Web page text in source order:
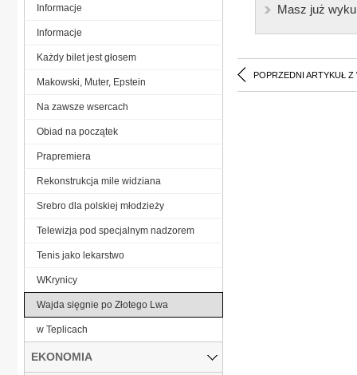
Masz już
POPRZEDNI ARTYKUŁ Z
Informacje
Informacje
Każdy bilet jest głosem
Makowski, Muter, Epstein
Na zawsze wsercach
Obiad na początek
Prapremiera
Rekonstrukcja mile widziana
Srebro dla polskiej młodzieży
Telewizja pod specjalnym nadzorem
Tenis jako lekarstwo
WKrynicy
Wajda sięgnie po Złotego Lwa
w Teplicach
EKONOMIA